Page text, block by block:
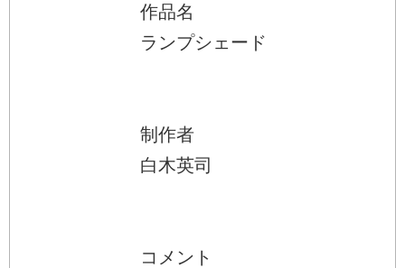
作品名
ランプシェード
制作者
白木英司
コメント